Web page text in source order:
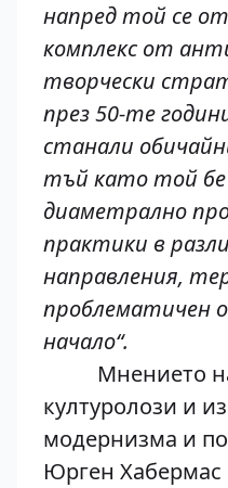
напред той се
комплекс от
творчески
през 50-те
станали
тъй като той бе
диаметрално
практики в
направления,
проблематичен
начало“.
Мнението на
културолози и
модернизма и
Юрген Хабермас